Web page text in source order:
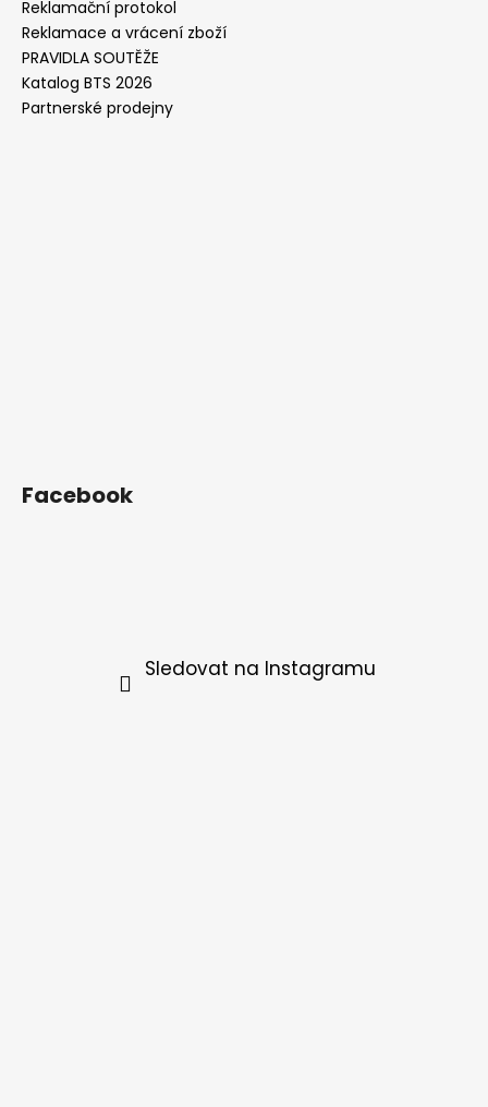
Reklamační protokol
Reklamace a vrácení zboží
PRAVIDLA SOUTĚŽE
Katalog BTS 2026
Partnerské prodejny
Facebook
Sledovat na Instagramu